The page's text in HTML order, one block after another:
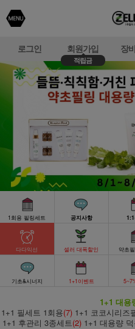
로그인 회원가입
적립금
장
1회용 필링세트 공지사항
다다익선 셀러 대폭할인 약초
기초&시너지 1+1이벤트
1+1 대용
1+1 필세트 1회용(7) 1+1 코코시리즈
1+1 후관리 3종세트(2) 1+1 대용량